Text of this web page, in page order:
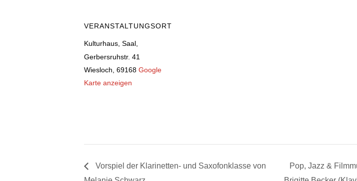
VERANSTALTUNGSORT
Kulturhaus, Saal,
Gerbersruhstr. 41
Wiesloch 69168 Google
Karte anzeigen
Vorspiel der Klarinetten- und Saxofonklasse von
Pop, Jazz &